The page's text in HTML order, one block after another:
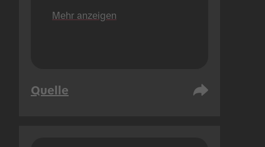
Mehr anzeigen
Quelle